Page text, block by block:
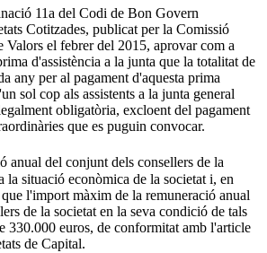
11a del Codi de Bon Govern
Cotitzades, publicat per la Comissió
Valors el febrer del 2015, aprovar com a
d'assistència a la junta que la totalitat de
any per al pagament d'aquesta prima
sol cop als assistents a la junta general
obligatòria, excloent del pagament
que es puguin convocar.
anual del conjunt dels consellers de la
la situació econòmica de la societat i, en
l'import màxim de la remuneració anual
de la societat en la seva condició de tals
330.000 euros, de conformitat amb l'article
de Capital.